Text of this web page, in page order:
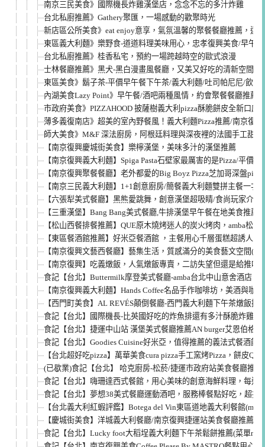
南京三民美食》國際機長炸雞漢堡店，念念不忘的多汁炸雞
台北私廚推薦》Gathery聚匯，一場感動的歡聚時光
新店區公所美食》eat enjoy意享，氣氛溫馨的聚餐餐廳推薦，還
東區義大利麵》樂野食-道道料理美味用心，忠孝復興美食/早午
台北私廚推薦》桂香私宅，預約一場跨越時空的歐式浪漫
士林餐廳推薦》黑犬-黑白漫畫風餐廳，又美又好吃的清新空間
東區美食》鬍子茶-平價早午餐下午茶/義大利麵/吐司帕尼尼/飲料
內湖美食Lazy Point》早午餐/酒吧兩種風情，約會聚餐餐廳推薦
市政府美食》PIZZAHOOD 披薩樹義大利pizza酥脆餅皮全新口感
薄多義復南店》超美的室內野餐風！義大利麵Pizza推薦/南京復
師大美食》M&F 深法廚房，阿根廷料理與深夜裡的法國手工甜
【南京復興慶城街美食】樂檸漢堡，美味多汁的漢堡推薦
【南京復興義大利麵】Spiga Pasta石壁家最厲害的是Pizza/平價美
【南京復興聚餐餐廳】老外都愛的Big Boyz Pizza芝加哥深盤
【南京三民義大利麵】1+1創意廚房/簡餐義大利麵雙拼主餐一次
【六張犁美式餐廳】黑熊愛跳舞，創意漢堡超吸睛/食尚玩家介
【三重漢堡】Bang Bang美式餐廳,牛排漢堡早午餐在地美食推薦
【松山西餐排餐推薦】QUE原木燒烤迷人的炭火烤肉，amba松
【東區餐酒館推薦】好米亞餐酒館 ，主餐用心千層蛋糕超誘人/
【南京復興文藝西餐廳】藝集生活，質感滿分的美食藝文空間(菜
【南京復興】吃義燉飯，人氣燉飯專賣，二訪失望但還是給推吧(
食記【台北】Buttermilk摩登美式餐廳-amba台北中山意舍酒店，
【南京復興義大利麵】Hands Coffee名品手作咖啡坊，美酒與咖
【西門町美食】AL REVÉS顛倒餐廳-西門義大利麵下午茶燉飯推
食記【台北】國際機長-比英國好吃的炸魚排還有多汁酥脆炸雞!
食記【台北】捷運中山站 漢堡美式餐廳推薦AN burger艾恩伯格 (
食記【台北】Goodies Cuisine好米亞，值得推薦的義法式餐酒館
【台北超好吃pizza】萬華美食cura pizza手工窯烤Pizza，餅皮Q
(已歇業)食記【台北】 哈克廚房-松菸/捷運市政府站美食餐廳推
食記【台北】嗨珊達西式餐館，用心美味的創意海鮮料理，每道
食記【台北】夢想38美式餐廳運動酒吧，服務棒餐點好吃，超
【台北義大利紅蝦評鑑】Botega del Vin東區道地義大利餐館
【慶城街美食】洋城義大利餐廳/南京復興捷運站美食餐廳推薦
食記【台北】Lucky foot大稻埕義大利麵下午茶鬆餅推薦(菜單